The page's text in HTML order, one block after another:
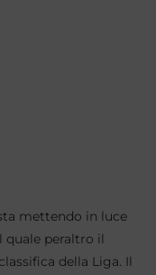
mettendo in luce
quale peraltro il
della Liga. Il